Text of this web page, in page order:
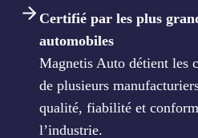
Certifié par les plus
automobiles
Magnetis Auto détient les
de plusieurs
qualité, fiabilité et
l’industrie.